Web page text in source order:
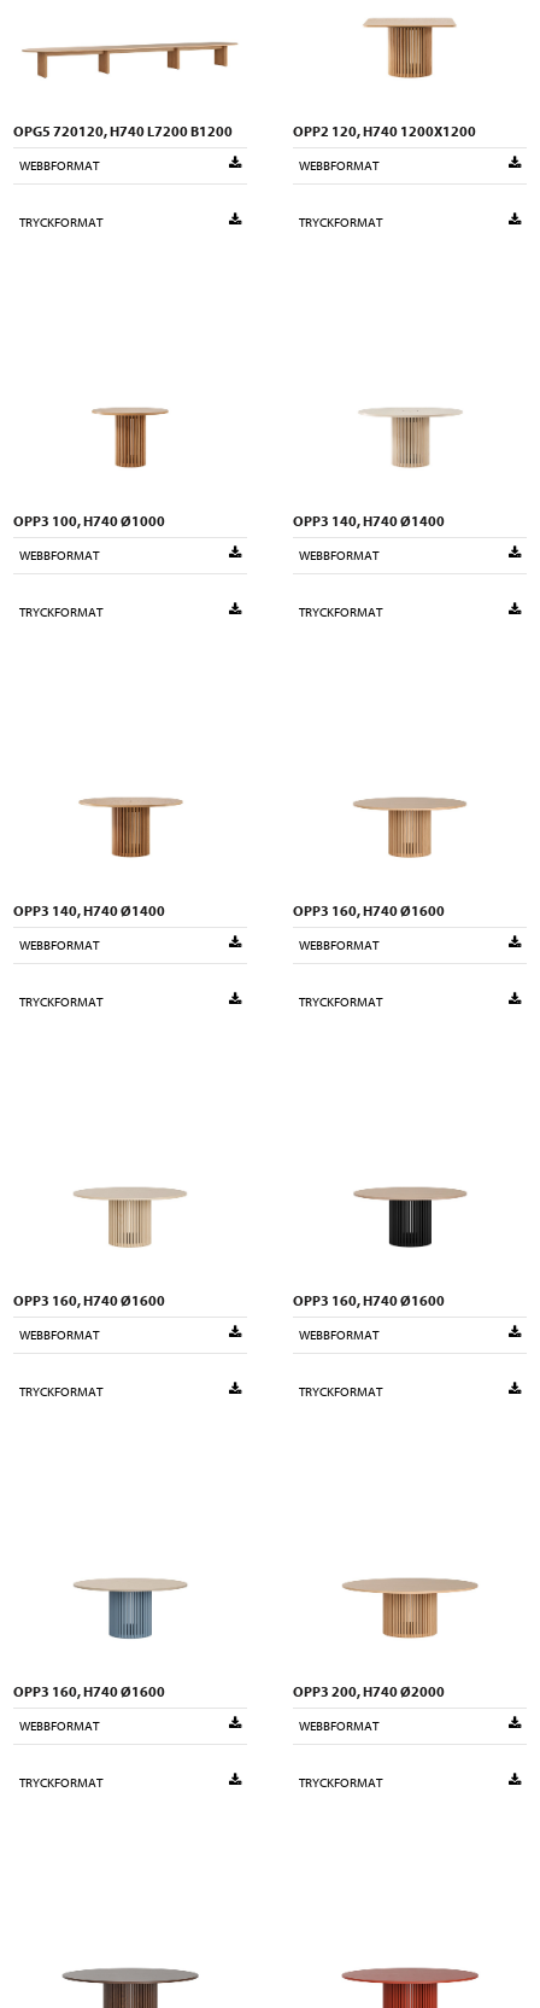
OPG5 720120, H740 L7200 B1200
WEBBFORMAT
TRYCKFORMAT
OPP2 120, H740 1200X1200
WEBBFORMAT
TRYCKFORMAT
OPP3 100, H740 Ø1000
WEBBFORMAT
TRYCKFORMAT
OPP3 140, H740 Ø1400
WEBBFORMAT
TRYCKFORMAT
OPP3 140, H740 Ø1400
WEBBFORMAT
TRYCKFORMAT
OPP3 160, H740 Ø1600
WEBBFORMAT
TRYCKFORMAT
OPP3 160, H740 Ø1600
WEBBFORMAT
TRYCKFORMAT
OPP3 160, H740 Ø1600
WEBBFORMAT
TRYCKFORMAT
OPP3 160, H740 Ø1600
WEBBFORMAT
TRYCKFORMAT
OPP3 200, H740 Ø2000
WEBBFORMAT
TRYCKFORMAT